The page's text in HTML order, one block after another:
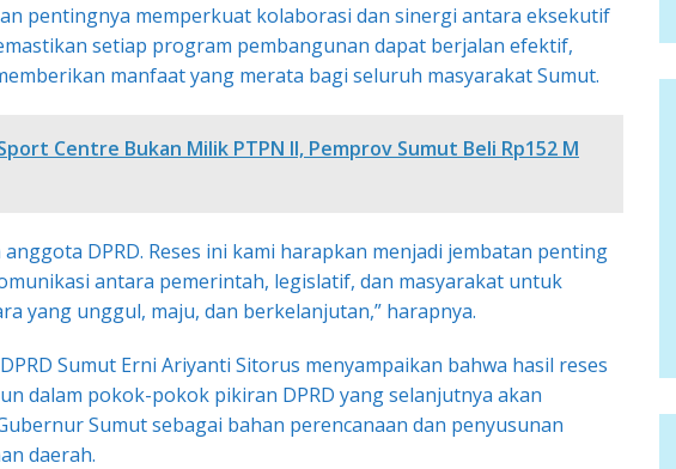
pentingnya memperkuat kolaborasi dan sinergi antara eksekutif
setiap program pembangunan dapat berjalan efektif,
manfaat yang merata bagi seluruh masyarakat Sumut.
Centre Bukan Milik PTPN II, Pemprov Sumut Beli Rp152 M
DPRD. Reses ini kami harapkan menjadi jembatan penting
antara pemerintah, legislatif, dan masyarakat untuk
yang unggul, maju, dan berkelanjutan,” harapnya.
Sumut Erni Ariyanti Sitorus menyampaikan bahwa hasil reses
dalam pokok-pokok pikiran DPRD yang selanjutnya akan
Sumut sebagai bahan perencanaan dan penyusunan
daerah.